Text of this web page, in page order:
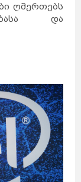
ღმერთებს
და